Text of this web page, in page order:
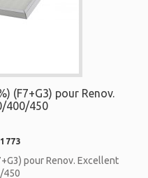
(F7+G3) pour Renov.
400/450
pour Renov. Excellent
450